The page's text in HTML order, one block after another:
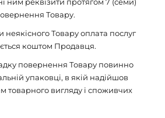
Товару.
неякісного Товару оплата послуг
коштом Продавця.
повернення Товару повинно
упаковці, в якій надійшов
товарного вигляду і споживчих